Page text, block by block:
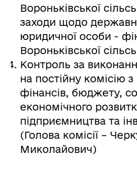
Вороньківської
заходи щодо
юридичної особи -
Вороньківської
Контроль за
на постійну комісію
фінансів, бюджету,
економічного
підприємництва та
(Голова комісії –
Миколайович)